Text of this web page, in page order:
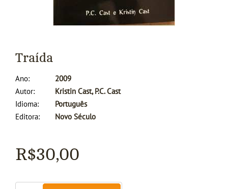
Traída
Ano
2009
Autor
Kristin Cast, P.C. Cast
Idioma
Português
Editora
Novo Século
R$30,00